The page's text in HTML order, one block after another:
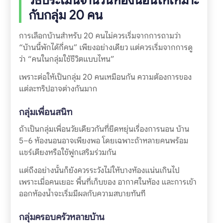
กับกลุ่ม 20 คน
การเลือกบ้านสำหรับ 20 คนไม่ควรเริ่มจากการถามว่า
“บ้านนี้พักได้กี่คน” เพียงอย่างเดียว แต่ควรเริ่มจากการดู
ว่า “คนในกลุ่มใช้ชีวิตแบบไหน”
เพราะต่อให้เป็นกลุ่ม 20 คนเหมือนกัน ความต้องการของ
แต่ละทริปอาจต่างกันมาก
กลุ่มเพื่อนสนิท
ถ้าเป็นกลุ่มเพื่อนวัยเดียวกันที่ยืดหยุ่นเรื่องการนอน บ้าน
5–6 ห้องนอนอาจเพียงพอ โดยเฉพาะถ้าหลายคนพร้อม
แชร์เตียงหรือใช้ฟูกเสริมร่วมกัน
แต่ถึงอย่างนั้นก็ยังควรระวังไม่ให้บางห้องแน่นเกินไป
เพราะเมื่อคนเยอะ พื้นที่เก็บของ อากาศในห้อง และการเข้า
ออกห้องน้ำจะเริ่มมีผลกับความสบายทันที
กลุ่มครอบครัวหลายบ้าน